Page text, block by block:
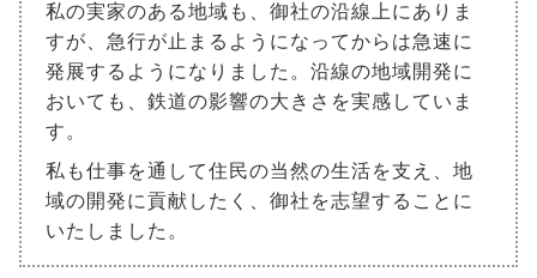
私の実家のある地域も、御社の沿線上にありま
すが、急行が止まるようになってからは急速に
発展するようになりました。沿線の地域開発に
おいても、鉄道の影響の大きさを実感していま
す。
私も仕事を通して住民の当然の生活を支え、地
域の開発に貢献したく、御社を志望することに
いたしました。